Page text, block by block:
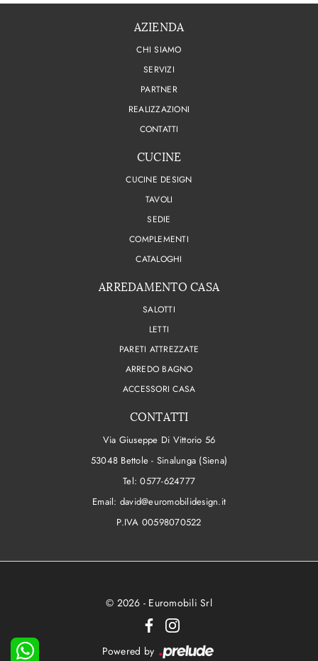
AZIENDA
CHI SIAMO
SERVIZI
PARTNER
REALIZZAZIONI
CONTATTI
CUCINE
CUCINE DESIGN
TAVOLI
SEDIE
COMPLEMENTI
CATALOGHI
ARREDAMENTO CASA
SALOTTI
LETTI
PARETI ATTREZZATE
ARREDO BAGNO
ACCESSORI CASA
CONTATTI
Via Giuseppe Di Vittorio 56
53048 Bettole - Sinalunga (Siena)
Tel:0577-624777
Email: david@euromobilidesign.it
P.IVA 00598070522
© 2026 - Euromobili Srl
Powered by